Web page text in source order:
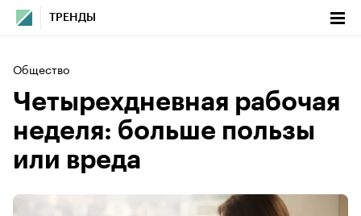
ТРЕНДЫ
Общество
Четырехдневная рабочая
неделя: больше пользы
или вреда